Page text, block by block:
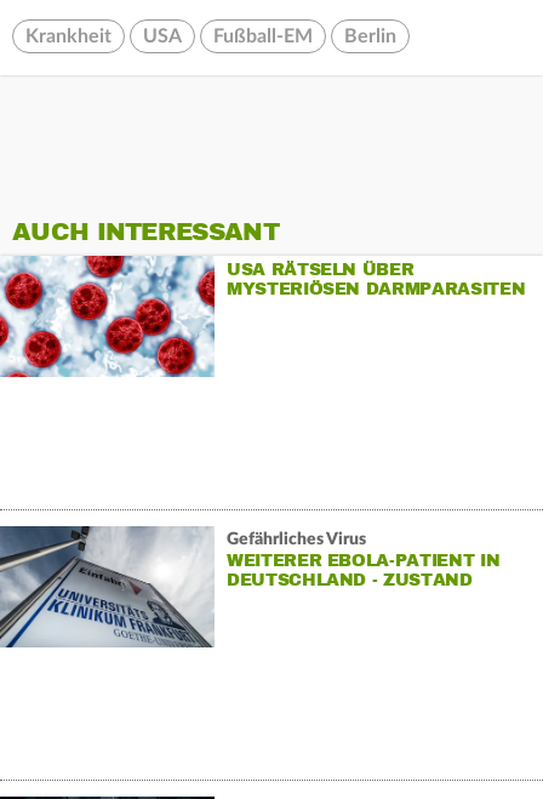
Krankheit USA Fußball-EM Berlin
AUCH INTERESSANT
USA RÄTSELN ÜBER
MYSTERIÖSEN DARMPARASITEN
Gefährliches Virus
WEITERER EBOLA-PATIENT IN
DEUTSCHLAND - ZUSTAND